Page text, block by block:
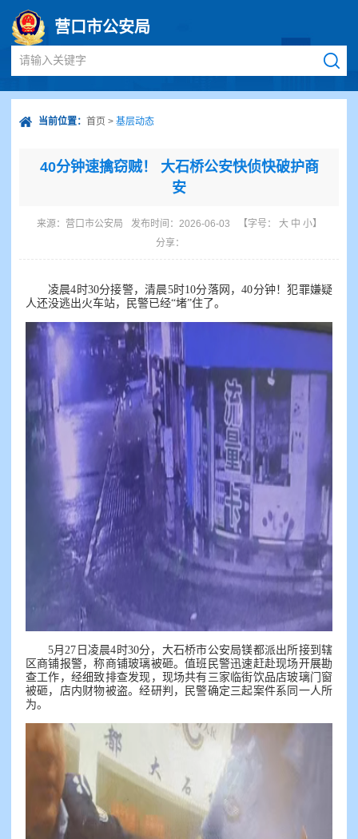
营口市公安局
请输入关键字
当前位置： 首页 > 基层动态
40分钟速擒窃贼！ 大石桥公安快侦快破护商
安
来源： 营口市公安局 发布时间：2026-06-03 【字号： 大 中 小】
分享：
凌晨4时30分接警，清晨5时10分落网，40分钟！犯罪嫌疑
人还没逃出火车站，民警已经“堵”住了。
5月27日凌晨4时30分，大石桥市公安局镁都派出所接到辖
区商铺报警，称商铺玻璃被砸。值班民警迅速赶赴现场开展勘
查工作，经细致排查发现，现场共有三家临街饮品店玻璃门窗
被砸，店内财物被盗。经研判，民警确定三起案件系同一人所
为。